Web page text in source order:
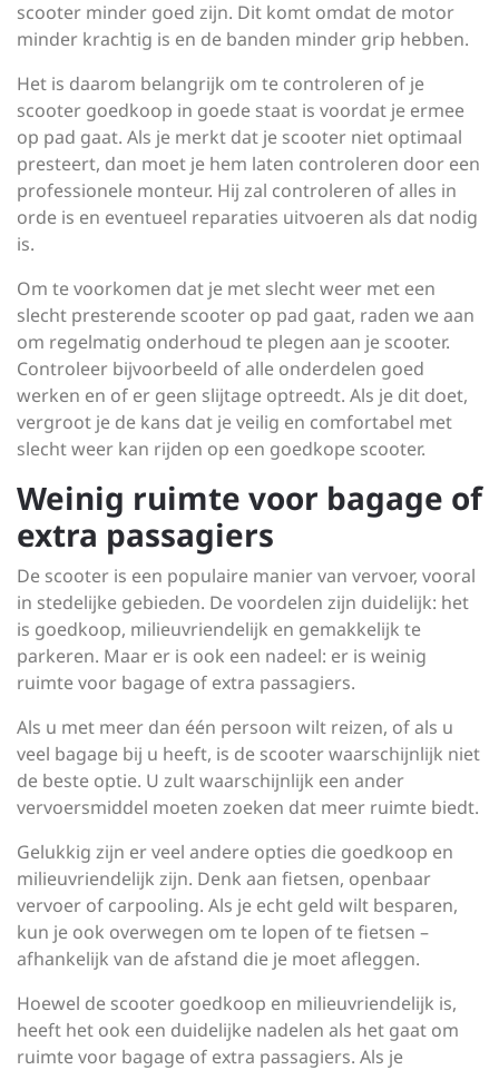
scooter minder goed zijn. Dit komt omdat de motor
minder krachtig is en de banden minder grip hebben.
Het is daarom belangrijk om te controleren of je
scooter goedkoop in goede staat is voordat je ermee
op pad gaat. Als je merkt dat je scooter niet optimaal
presteert, dan moet je hem laten controleren door een
professionele monteur. Hij zal controleren of alles in
orde is en eventueel reparaties uitvoeren als dat nodig
is.
Om te voorkomen dat je met slecht weer met een
slecht presterende scooter op pad gaat, raden we aan
om regelmatig onderhoud te plegen aan je scooter.
Controleer bijvoorbeeld of alle onderdelen goed
werken en of er geen slijtage optreedt. Als je dit doet,
vergroot je de kans dat je veilig en comfortabel met
slecht weer kan rijden op een goedkope scooter.
Weinig ruimte voor bagage of
extra passagiers
De scooter is een populaire manier van vervoer, vooral
in stedelijke gebieden. De voordelen zijn duidelijk: het
is goedkoop, milieuvriendelijk en gemakkelijk te
parkeren. Maar er is ook een nadeel: er is weinig
ruimte voor bagage of extra passagiers.
Als u met meer dan één persoon wilt reizen, of als u
veel bagage bij u heeft, is de scooter waarschijnlijk niet
de beste optie. U zult waarschijnlijk een ander
vervoersmiddel moeten zoeken dat meer ruimte biedt.
Gelukkig zijn er veel andere opties die goedkoop en
milieuvriendelijk zijn. Denk aan fietsen, openbaar
vervoer of carpooling. Als je echt geld wilt besparen,
kun je ook overwegen om te lopen of te fietsen –
afhankelijk van de afstand die je moet afleggen.
Hoewel de scooter goedkoop en milieuvriendelijk is,
heeft het ook een duidelijke nadelen als het gaat om
ruimte voor bagage of extra passagiers. Als je